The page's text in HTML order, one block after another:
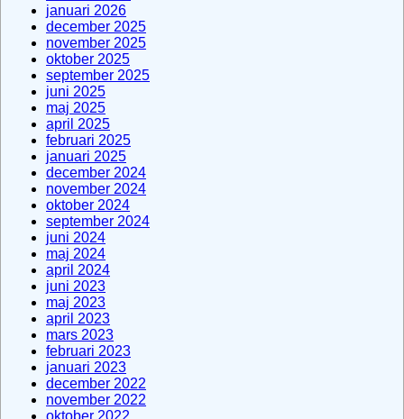
januari 2026
december 2025
november 2025
oktober 2025
september 2025
juni 2025
maj 2025
april 2025
februari 2025
januari 2025
december 2024
november 2024
oktober 2024
september 2024
juni 2024
maj 2024
april 2024
juni 2023
maj 2023
april 2023
mars 2023
februari 2023
januari 2023
december 2022
november 2022